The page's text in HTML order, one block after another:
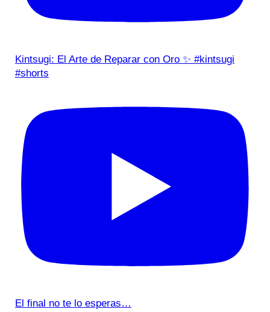
Kintsugi: El Arte de Reparar con Oro ✨ #kintsugi
#shorts
El final no te lo esperas…